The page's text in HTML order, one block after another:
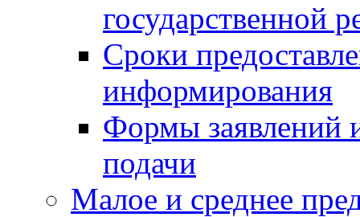
государственной
Сроки
информирования
Формы заявлений
подачи
Малое и среднее